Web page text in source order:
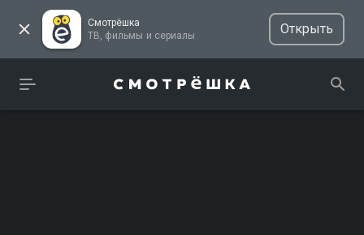
Смотрёшка
ТВ, фильмы и сериалы
Открыть